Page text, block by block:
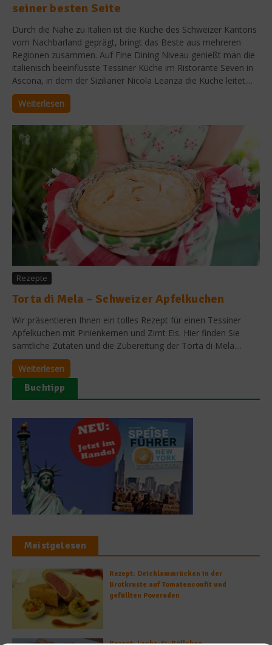
seiner besten Seite
Durch die Nähe zu Italien ist die Küche des Schweizer Kantons
vom Nachbarland geprägt, bringt das Beste aus mehreren
Regionen zusammen. Auf Fine Dining Niveau genießt man die
italienisch beeinflusste Tessiner Küche im Ristorante Seven in
Ascona, in dem der Sizilianer Nicola Leanza die Küche leitet....
Weiterlesen
Rezepte
Torta di Mela – Schweizer Apfelkuchen
Wir präsentieren Ihnen ein tolles Rezept für einen Tessiner
Apfelkuchen mit Pinienkernen und Zimt Eis. Hier finden Sie
sämtliche Zutaten und die Zubereitung der Torta di Mela....
Weiterlesen
Buchtipp
Meistgelesen
Rezept: Deichlammrücken in der
Brotkruste auf Tomatenconfit und
gefüllten Poveraden